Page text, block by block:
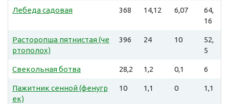
Лебеда садовая 368 14,12 6,07
64,
16
Расторопша пятнистая (че
ртополох)
396 24 10
52,
5
Свекольная ботва 28,2 1,2 0,1 6
Пажитник сенной (фенугр
ек)
10 1,1 0 1,1